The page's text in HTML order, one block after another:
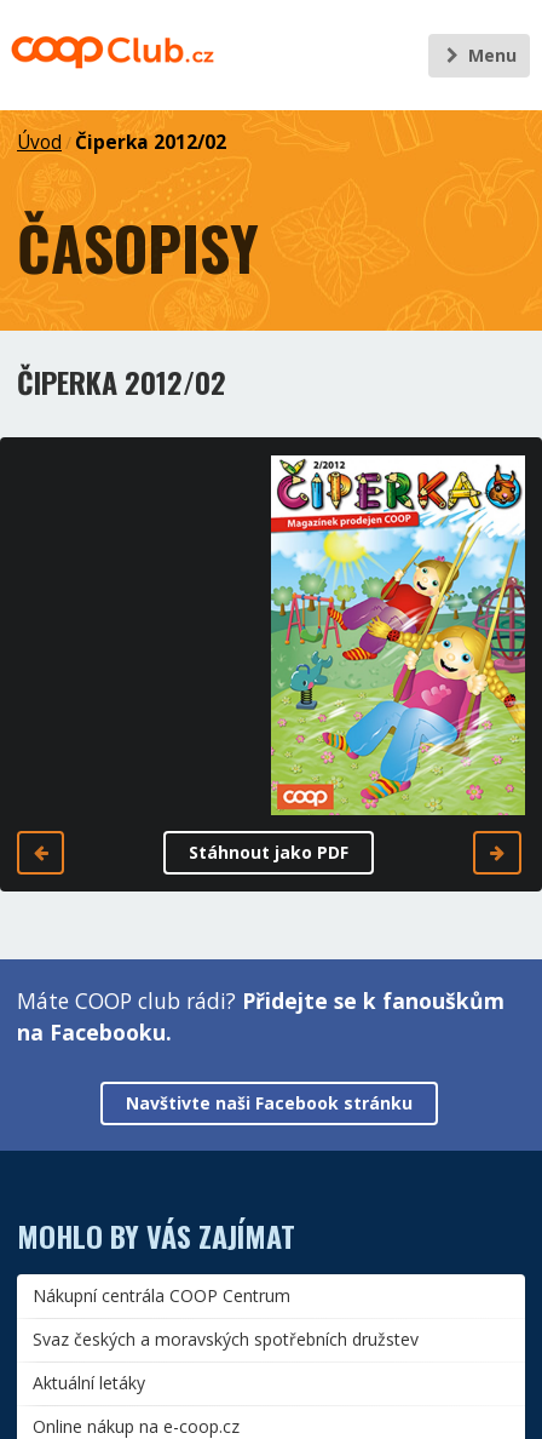
Menu
Úvod / Čiperka 2012/02
ČASOPISY
ČIPERKA 2012/02
Stáhnout jako PDF
Máte COOP club rádi? Přidejte se k fanouškům
na Facebooku.
Navštivte naši Facebook stránku
MOHLO BY VÁS ZAJÍMAT
Nákupní centrála COOP Centrum
Svaz českých a moravských spotřebních družstev
Aktuální letáky
Online nákup na e-coop.cz